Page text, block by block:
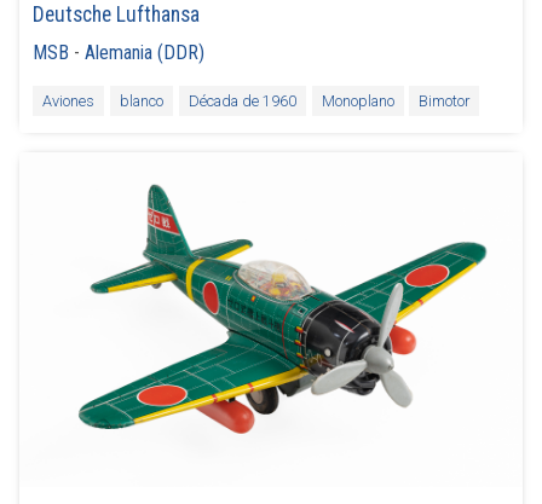
Deutsche Lufthansa
MSB -Alemania (DDR)
Aviones blanco Década de 1960 Monoplano Bimotor